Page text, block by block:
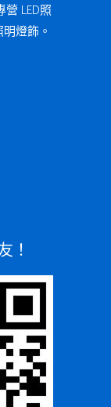
LED照
燈飾。
！